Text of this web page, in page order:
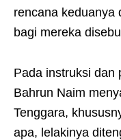
rencana
bagi mereka
Pada instruksi dan
Bahrun Naim
Tenggara,
apa, lelakinya